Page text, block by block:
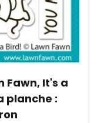
Fawn, It's a
planche :